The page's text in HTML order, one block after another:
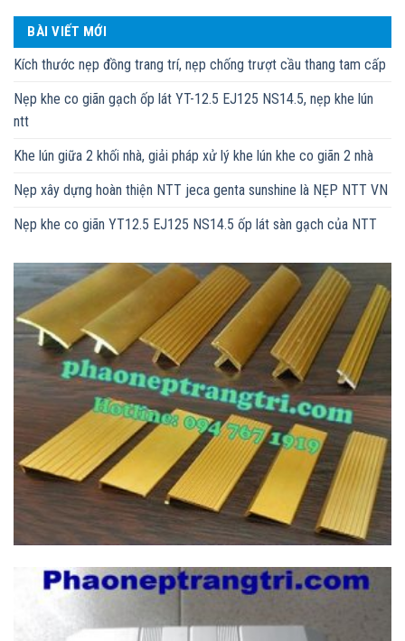
BÀI VIẾT MỚI
Kích thước nẹp đồng trang trí, nẹp chống trượt cầu thang tam cấp
Nẹp khe co giãn gạch ốp lát YT-12.5 EJ125 NS14.5, nẹp khe lún
ntt
Khe lún giữa 2 khối nhà, giải pháp xử lý khe lún khe co giãn 2 nhà
Nẹp xây dựng hoàn thiện NTT jeca genta sunshine là NẸP NTT VN
Nẹp khe co giãn YT12.5 EJ125 NS14.5 ốp lát sàn gạch của NTT